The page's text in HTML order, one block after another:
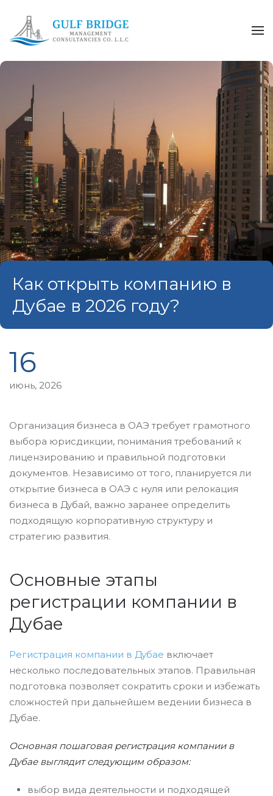
Skip to main content
Как открыть компанию в
Дубае в 2026 году?
16
июнь, 2026
Организация бизнеса в ОАЭ требует грамотного
выбора юрисдикции, понимания требований к
лицензированию и правильной подготовки
документов. Независимо от того, планируется ли
открытие бизнеса в ОАЭ с нуля или релокация
бизнеса в Дубай, важно заранее определить
подходящую корпоративную структуру и
стратегию развития.
Основные этапы
регистрации компании в
Дубае
Регистрация компании в Дубае включает
несколько последовательных этапов. Правильная
подготовка позволяет сократить сроки и избежать
сложностей при дальнейшем ведении бизнеса в
Дубае.
Основная пошаговая регистрация компании в
Дубае выглядит следующим образом:
выбор вида деятельности и подходящей